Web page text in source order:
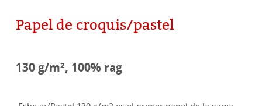
Papel de croquis/pastel
130 g/m², 100% rag